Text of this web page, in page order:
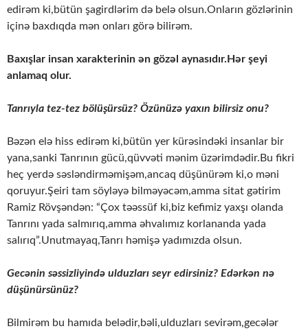
edirəm ki,bütün şagirdlərim də belə olsun.Onların gözlərinin
içinə baxdıqda mən onları görə bilirəm.
Baxışlar insan xarakterinin ən gözəl aynasıdır.Hər şeyi
anlamaq olur.
Tanrıyla tez-tez bölüşürsüz? Özünüzə yaxın bilirsiz onu?
Bəzən elə hiss edirəm ki,bütün yer kürəsindəki insanlar bir
yana,sanki Tanrının gücü,qüvvəti mənim üzərimdədir.Bu fikri
heç yerdə səsləndirməmişəm,ancaq düşünürəm ki,o məni
qoruyur.Şeiri tam söyləyə bilməyəcəm,amma sitat gətirim
Ramiz Rövşəndən: “Çox təəssüf ki,biz kefimiz yaxşı olanda
Tanrını yada salmırıq,amma əhvalımız korlananda yada
salırıq”.Unutmayaq,Tanrı həmişə yadımızda olsun.
Gecənin səssizliyində ulduzları seyr edirsiniz? Edərkən nə
düşünürsünüz?
Bilmirəm bu hamıda belədir,bəli,ulduzları sevirəm,gecələr